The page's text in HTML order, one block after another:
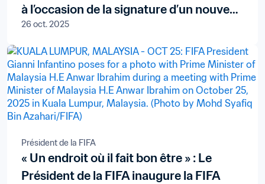
à l’occasion de la signature d’un nouveau
protocole d’accord
26 oct. 2025
Président de la FIFA
« Un endroit où il fait bon être » : Le
Président de la FIFA inaugure la FIFA